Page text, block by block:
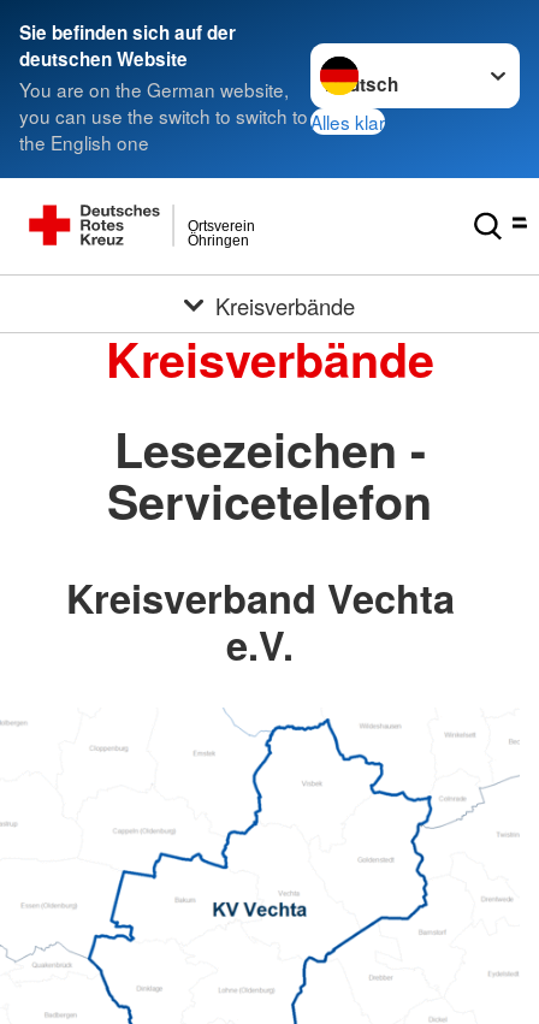
Sie befinden sich auf der
deutschen Website
You are on the German website,
you can use the switch to switch to
the English one
Sprache wechseln zu
Alles klar
Öhringen
Ortsverein
Kreisverbände
Kreisverbände
Lesezeichen -
Servicetelefon
Kreisverband Vechta
e.V.